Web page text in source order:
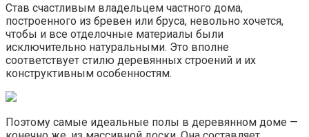
Став счастливым владельцем частного дома,
построенного из бревен или бруса, невольно хочется,
чтобы и все отделочные материалы были
исключительно натуральными. Это вполне
соответствует стилю деревянных строений и их
конструктивным особенностям.
Поэтому самые идеальные полы в деревянном доме —